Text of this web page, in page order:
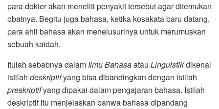
para dokter akan meneliti penyakit tersebut agar ditemukan
obatnya. Begitu juga bahasa, ketika kosakata baru datang,
para ahli bahasa akan menelusurinya untuk merumuskan
sebuah kaidah.
Itulah sebabnya dalam Ilmu Bahasaatau Linguistikdikenal
istilah deskriptifyang bisa dibandingkan dengan istilah
preskriptifyang dipakai dalam pengajaran bahasa. Istilah
deskriptif itu menjelaskan bahwa bahasa dipandang